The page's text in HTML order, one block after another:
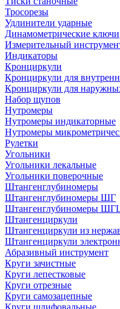
Тросорезы
Удлинители ударные
Динамометрические ключи
Измерительный
Индикаторы
Кронциркули
Кронциркули для
Кронциркули для
Набор щупов
Нутромеры
Нутромеры индикаторные
Нутромеры
Рулетки
Угольники
Угольники лекальные
Угольники поверочные
Штангенглубиномеры
Штангенглубиномеры ШГ
Штангенглубиномеры
Штангенциркули
Штангенциркули из
Штангенциркули
Абразивный инструмент
Круги зачистные
Круги лепестковые
Круги отрезные
Круги самозацепные
Круги шлифовальные